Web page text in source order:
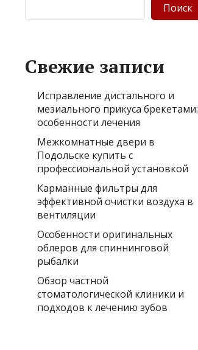
Поиск
Свежие записи
Исправление дистального и
мезиального прикуса брекетами:
особенности лечения
Межкомнатные двери в
Подольске купить с
профессиональной установкой
Карманные фильтры для
эффективной очистки воздуха в
вентиляции
Особенности оригинальных
облеров для спиннинговой
рыбалки
Обзор частной
стоматологической клиники и
подходов к лечению зубов